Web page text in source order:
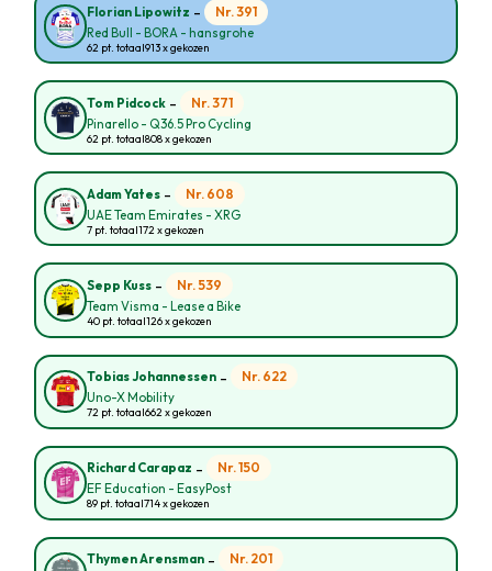
Florian Lipowitz - Nr. 391
Red Bull - BORA - hansgrohe
62 pt. totaal913 x gekozen
Tom Pidcock - Nr. 371
Pinarello - Q36.5 Pro Cycling
62 pt. totaal808 x gekozen
Adam Yates - Nr. 608
UAE Team Emirates - XRG
7 pt. totaal172 x gekozen
Sepp Kuss - Nr. 539
Team Visma - Lease a Bike
40 pt. totaal126 x gekozen
Tobias Johannessen - Nr. 622
Uno-X Mobility
72 pt. totaal662 x gekozen
Richard Carapaz - Nr. 150
EF Education - EasyPost
89 pt. totaal714 x gekozen
Thymen Arensman - Nr. 201